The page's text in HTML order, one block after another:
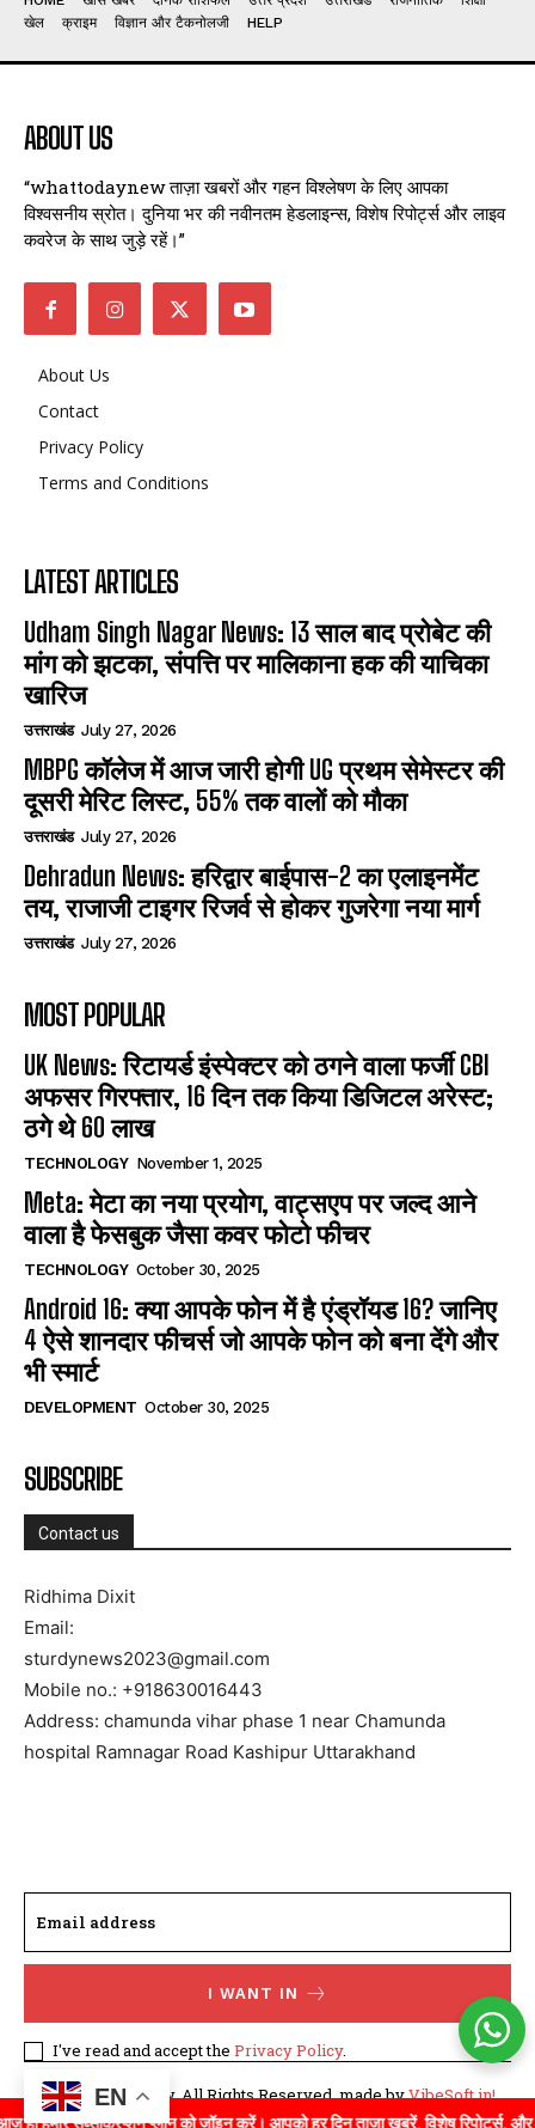
प्लान को जॉइन करें। आपको हर दिन ताज़ा ख़बरें, विशेष रिपोर्ट्स, और गहन
खेल
क्राइम विज्ञान और टैकनोलजी HELP
ABOUT US
“whattodaynew ताज़ा खबरों और गहन विश्लेषण के लिए आपका
विश्वसनीय स्रोत। दुनिया भर की नवीनतम हेडलाइन्स, विशेष रिपोर्ट्स और लाइव
कवरेज के साथ जुड़े रहें।”
About Us
Contact
Privacy Policy
Terms and Conditions
LATEST ARTICLES
Udham Singh Nagar News: 13 साल बाद प्रोबेट की
मांग को झटका, संपत्ति पर मालिकाना हक की याचिका
खारिज
उत्तराखंड July 27, 2026
MBPG कॉलेज में आज जारी होगी UG प्रथम सेमेस्टर की
दूसरी मेरिट लिस्ट, 55% तक वालों को मौका
उत्तराखंड July 27, 2026
Dehradun News: हरिद्वार बाईपास-2 का एलाइनमेंट
तय, राजाजी टाइगर रिजर्व से होकर गुजरेगा नया मार्ग
उत्तराखंड July 27, 2026
MOST POPULAR
UK News: रिटायर्ड इंस्पेक्टर को ठगने वाला फर्जी CBI
अफसर गिरफ्तार, 16 दिन तक किया डिजिटल अरेस्ट;
ठगे थे 60 लाख
TECHNOLOGY November 1, 2025
Meta: मेटा का नया प्रयोग, वाट्सएप पर जल्द आने
वाला है फेसबुक जैसा कवर फोटो फीचर
TECHNOLOGY October 30, 2025
Android 16: क्या आपके फोन में है एंड्रॉयड 16? जानिए
4 ऐसे शानदार फीचर्स जो आपके फोन को बना देंगे और
भी स्मार्ट
DEVELOPMENT October 30, 2025
SUBSCRIBE
Contact us
Ridhima Dixit
Email:
sturdynews2023@gmail.com
Mobile no.: +918630016443
Address: chamunda vihar phase 1 near Chamunda
hospital Ramnagar Road Kashipur Uttarakhand
I WANT IN
I've read and accept the Privacy Policy.
©WhatTodayNew. All Rights Reserved. made byVibeSoft.in!
EN